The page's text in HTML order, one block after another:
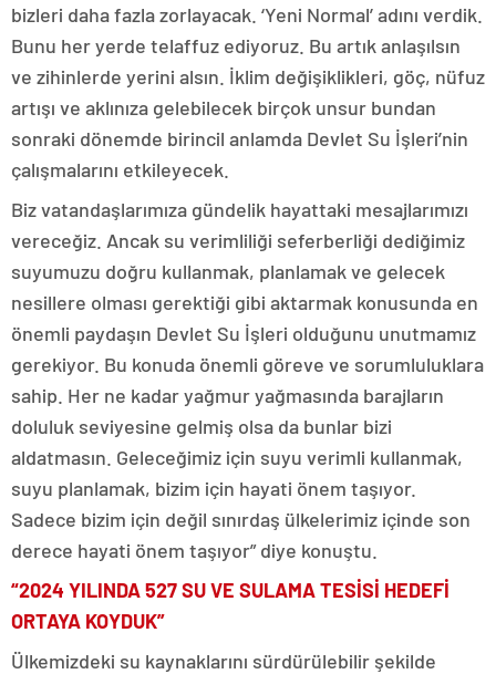
bizleri daha fazla zorlayacak. ‘Yeni Normal’ adını verdik.
Bunu her yerde telaffuz ediyoruz. Bu artık anlaşılsın
ve zihinlerde yerini alsın. İklim değişiklikleri, göç, nüfuz
artışı ve aklınıza gelebilecek birçok unsur bundan
sonraki dönemde birincil anlamda Devlet Su İşleri’nin
çalışmalarını etkileyecek.
Biz vatandaşlarımıza gündelik hayattaki mesajlarımızı
vereceğiz. Ancak su verimliliği seferberliği dediğimiz
suyumuzu doğru kullanmak, planlamak ve gelecek
nesillere olması gerektiği gibi aktarmak konusunda en
önemli paydaşın Devlet Su İşleri olduğunu unutmamız
gerekiyor. Bu konuda önemli göreve ve sorumluluklara
sahip. Her ne kadar yağmur yağmasında barajların
doluluk seviyesine gelmiş olsa da bunlar bizi
aldatmasın. Geleceğimiz için suyu verimli kullanmak,
suyu planlamak, bizim için hayati önem taşıyor.
Sadece bizim için değil sınırdaş ülkelerimiz içinde son
derece hayati önem taşıyor” diye konuştu.
“2024 YILINDA 527 SU VE SULAMA TESİSİ HEDEFİ
ORTAYA KOYDUK”
Ülkemizdeki su kaynaklarını sürdürülebilir şekilde